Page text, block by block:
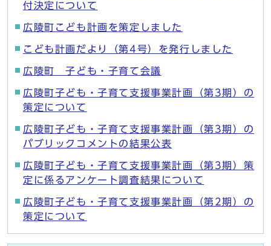
付決定について
広陵町こども計画を策定しました
こども計画だより（第4号）を発行しました
広陵町 子ども・子育て会議
広陵町子ども・子育て支援事業計画（第3期）の
策定について
広陵町子ども・子育て支援事業計画（第3期）の
パブリックコメントの結果公表
広陵町子ども・子育て支援事業計画（第3期）策
定に係るアンケート調査結果について
広陵町子ども・子育て支援事業計画（第2期）の
策定について